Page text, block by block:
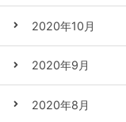
2020年10月
2020年9月
2020年8月